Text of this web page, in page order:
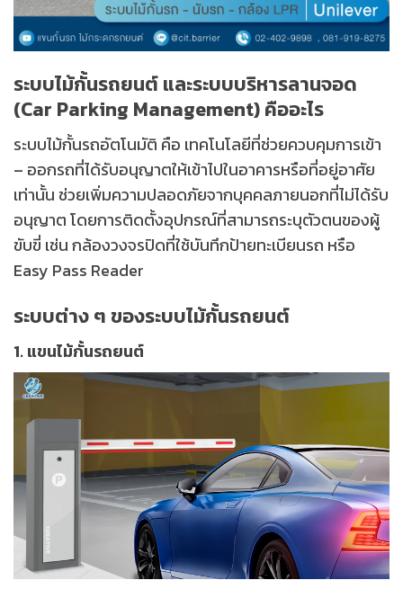
ระบบไม้กั้นรถยนต์ และระบบบริหารลานจอด
(Car Parking Management) คืออะไร
ระบบไม้กั้นรถอัตโนมัติ คือ เทคโนโลยีที่ช่วยควบคุมการเข้า
– ออกรถที่ได้รับอนุญาตให้เข้าไปในอาคารหรือที่อยู่อาศัย
เท่านั้น ช่วยเพิ่มความปลอดภัยจากบุคคลภายนอกที่ไม่ได้รับ
อนุญาต โดยการติดตั้งอุปกรณ์ที่สามารถระบุตัวตนของผู้
ขับขี่ เช่น กล้องวงจรปิดที่ใช้บันทึกป้ายทะเบียนรถ หรือ
Easy Pass Reader
ระบบต่าง ๆ ของระบบไม้กั้นรถยนต์
1. แขนไม้กั้นรถยนต์